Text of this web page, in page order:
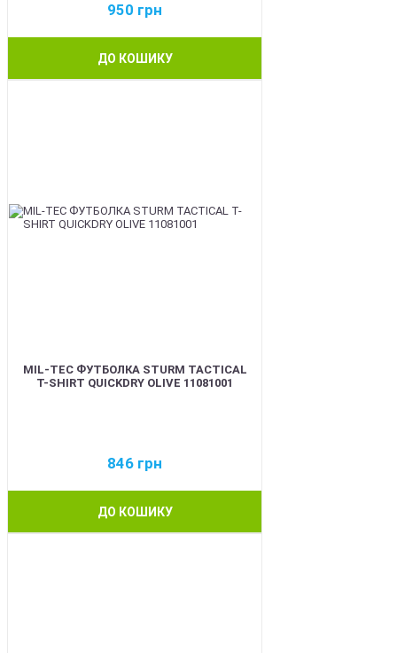
950 грн
ДО КОШИКУ
MIL-TEC ФУТБОЛКА STURM TACTICAL
T-SHIRT QUICKDRY OLIVE 11081001
846 грн
ДО КОШИКУ